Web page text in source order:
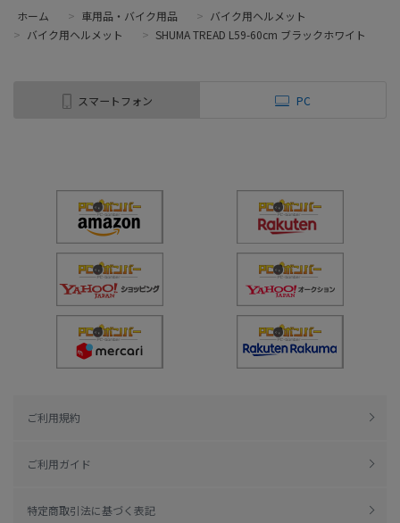
ホーム > 車用品・バイク用品 > バイク用ヘルメット
> バイク用ヘルメット > SHUMA TREAD L59-60cm ブラックホワイト
スマートフォン PC
ご利用規約
ご利用ガイド
特定商取引法に基づく表記